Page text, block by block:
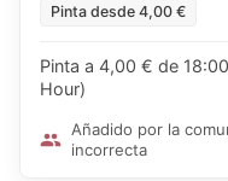
Pinta desde 4,00 €
Pinta a 4,00 € de
Hour)
Añadido por la
incorrecta